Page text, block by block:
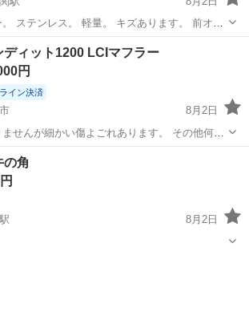
ステンレス。 軽量。 キズあります。 前オー
用。たぶんja10にも付くと思います。 ステー使
います。 画像を見ていただき加工取り付けで
一ノ関駅 バイク 軽量
ディット1200 LCIマフラー
円
イン決済
8月2日
せんが細かい傷よごれあります。 その他何で
ップオンマフラー#ヨシムラ#LCI#社外マフラ
ト
ズキ
の角
8月2日